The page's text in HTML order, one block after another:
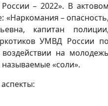
– 2022». В актовом
«Наркомания – опасность,
капитан полиции,
УМВД России по
на молодежь
«соли».